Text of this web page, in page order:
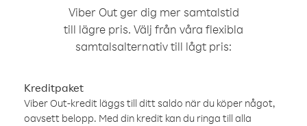
Viber Out ger dig mer samtalstid
till lägre pris. Välj från våra flexibla
samtalsalternativ till lågt pris:
Kreditpaket
Viber Out-kredit läggs till ditt saldo när du köper något,
oavsett belopp. Med din kredit kan du ringa till alla